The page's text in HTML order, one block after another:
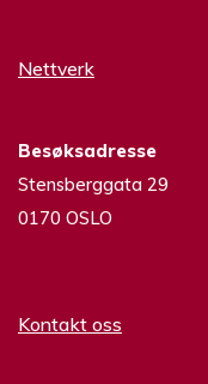
Nettverk
Besøksadresse
Stensberggata 29
0170 OSLO
Kontakt oss